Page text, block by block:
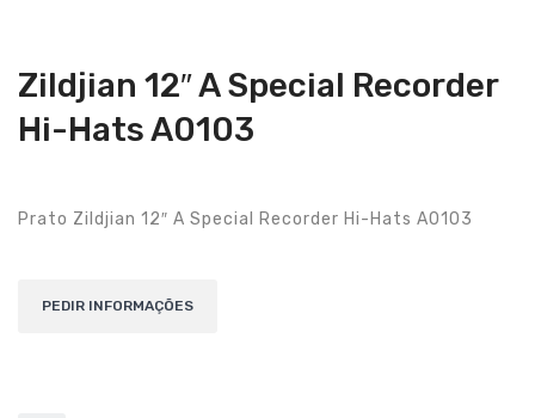
Estojos / Sacos
Zildjian 12″ A Special Recorder
Hi-Hats A0103
Prato Zildjian 12″ A Special Recorder Hi-Hats A0103